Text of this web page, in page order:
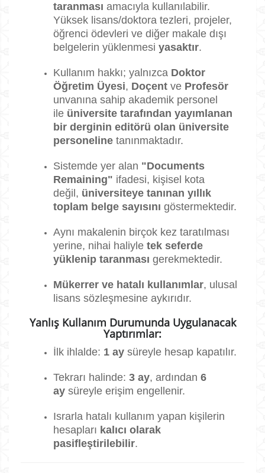
taranması amacıyla kullanılabilir.
Yüksek lisans/doktora tezleri, projeler,
öğrenci ödevleri ve diğer makale dışı
belgelerin yüklenmesi yasaktır.
Kullanım hakkı; yalnızca Doktor
Öğretim Üyesi, Doçent ve Profesör
unvanına sahip akademik personel
ile üniversite tarafından yayımlanan
bir derginin editörü olan üniversite
personeline tanınmaktadır.
Sistemde yer alan "Documents
Remaining" ifadesi, kişisel kota
değil, üniversiteye tanınan yıllık
toplam belge sayısını göstermektedir.
Aynı makalenin birçok kez taratılması
yerine, nihai haliyle tek seferde
yüklenip taranması gerekmektedir.
Mükerrer ve hatalı kullanımlar, ulusal
lisans sözleşmesine aykırıdır.
Yanlış Kullanım Durumunda Uygulanacak
Yaptırımlar:
İlk ihlalde: 1 ay süreyle hesap kapatılır.
Tekrarı halinde: 3 ay, ardından 6
ay süreyle erişim engellenir.
Israrla hatalı kullanım yapan kişilerin
hesapları kalıcı olarak
pasifleştirilebilir.